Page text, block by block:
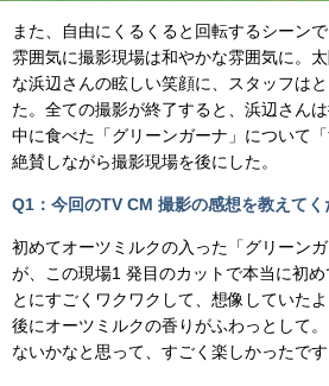
また、自由にくるくると回転するシーン
雰囲気に撮影現場は和やかな雰囲気に。
な浜辺さんの眩しい笑顔に、スタッフは
た。全ての撮影が終了すると、浜辺さん
中に食べた「グリーンガーナ」について
絶賛しながら撮影現場を後にした。
Q1：今回のTV CM 撮影の感想を教えてく
初めてオーツミルクの入った「グリーン
が、この現場1 発目のカットで本当に初
とにすごくワクワクして、想像していた
後にオーツミルクの香りがふわっとして
ないかなと思って、すごく楽しかったです